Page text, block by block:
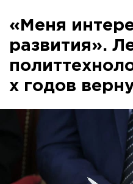
«Меня
развития».
х годов